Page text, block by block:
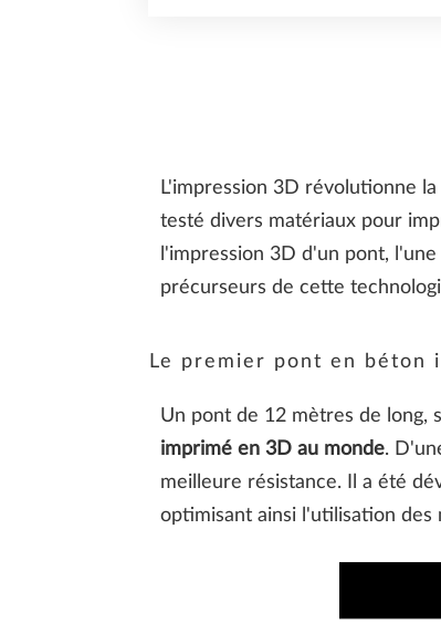
L'impression 3D révolutionne
testé divers matériaux pour
l'impression 3D d'un pont,
précurseurs de cette
Le premier pont en béton
Un pont de 12 mètres de long,
imprimé en 3D au monde.
meilleure résistance. Il a été
optimisant ainsi l'utilisation des